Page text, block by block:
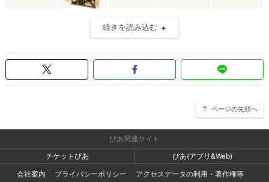
続きを読み込む
ページの先頭へ
ぴあ関連サイト
チケットぴあ
ぴあ(アプリ&Web)
会社案内
プライバシーポリシー アクセスデータの利用・著作権等